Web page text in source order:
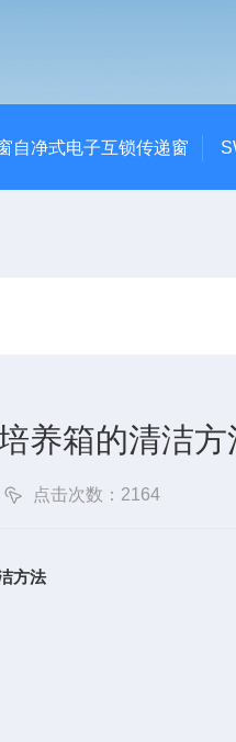
自净式电子互锁传递窗
养箱的清洁方
点击次数：2164
方法